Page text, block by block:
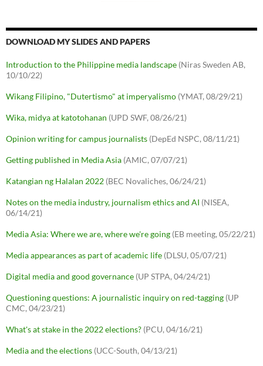
DOWNLOAD MY SLIDES AND PAPERS
Introduction to the Philippine media landscape (Niras Sweden AB,
10/10/22)
Wikang Filipino, "Dutertismo" at imperyalismo (YMAT, 08/29/21)
Wika, midya at katotohanan (UPD SWF, 08/26/21)
Opinion writing for campus journalists (DepEd NSPC, 08/11/21)
Getting published in Media Asia (AMIC, 07/07/21)
Katangian ng Halalan 2022 (BEC Novaliches, 06/24/21)
Notes on the media industry, journalism ethics and AI (NISEA,
06/14/21)
Media Asia: Where we are, where we're going (EB meeting, 05/22/21)
Media appearances as part of academic life (DLSU, 05/07/21)
Digital media and good governance (UP STPA, 04/24/21)
Questioning questions: A journalistic inquiry on red-tagging (UP
CMC, 04/23/21)
What's at stake in the 2022 elections? (PCU, 04/16/21)
Media and the elections (UCC-South, 04/13/21)